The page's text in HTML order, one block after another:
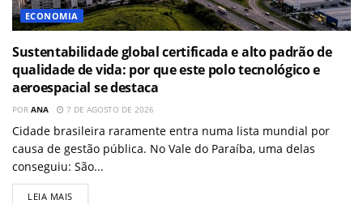
ECONOMIA
Sustentabilidade global certificada e alto padrão de
qualidade de vida: por que este polo tecnológico e
aeroespacial se destaca
POR ANA 7 DE AGOSTO DE 2026
Cidade brasileira raramente entra numa lista mundial por
causa de gestão pública. No Vale do Paraíba, uma delas
conseguiu: São...
LEIA MAIS